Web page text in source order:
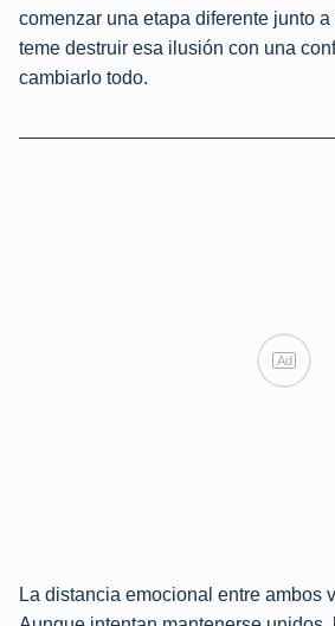
comenzar una etapa diferente junto
teme destruir esa ilusión con una
cambiarlo todo.
Ad
La distancia emocional entre ambos